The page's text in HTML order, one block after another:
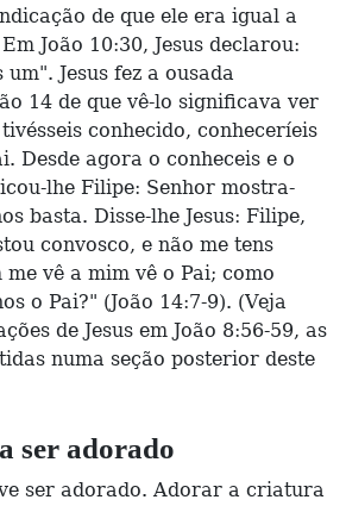
de que ele era igual a
João 10:30, Jesus declarou:
um". Jesus fez a ousada
14 de que vê-lo significava ver
conhecido, conheceríeis
Desde agora o conheceis e o
lhe Filipe: Senhor mostra-
basta. Disse-lhe Jesus: Filipe,
convosco, e não me tens
me vê a mim vê o Pai; como
o Pai?" (João 14:7-9). (Veja
de Jesus em João 8:56-59, as
numa seção posterior deste
ser adorado
ser adorado. Adorar a criatura